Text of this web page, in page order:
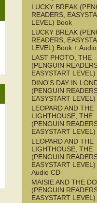
LUCKY BREAK
READERS,
LEVEL) Book
LUCKY BREAK
READERS,
LEVEL) Book +
LAST PHOTO, THE
(PENGUIN
EASYSTART
DINO'S DAY IN
(PENGUIN
EASYSTART
LEOPARD AND THE
LIGHTHOUSE, THE
(PENGUIN
EASYSTART
LEOPARD AND THE
LIGHTHOUSE, THE
(PENGUIN
EASYSTART
Audio CD
MAISIE AND THE
(PENGUIN
EASYSTART